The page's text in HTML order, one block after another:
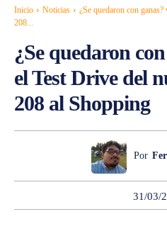
Inicio Noticias
¿Se quedaron con
208...
¿Se quedaron
el Test Drive del
208 al Shopping
Por
31/03/